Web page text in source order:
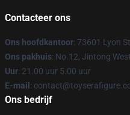
Contacteer ons
Ons hoofdkantoor: 73601 Lyon
Ons pakhuis: No.12, Jintong
Uur: 21.00 uur 5.00 uur
E-mail :
Ons bedrijf